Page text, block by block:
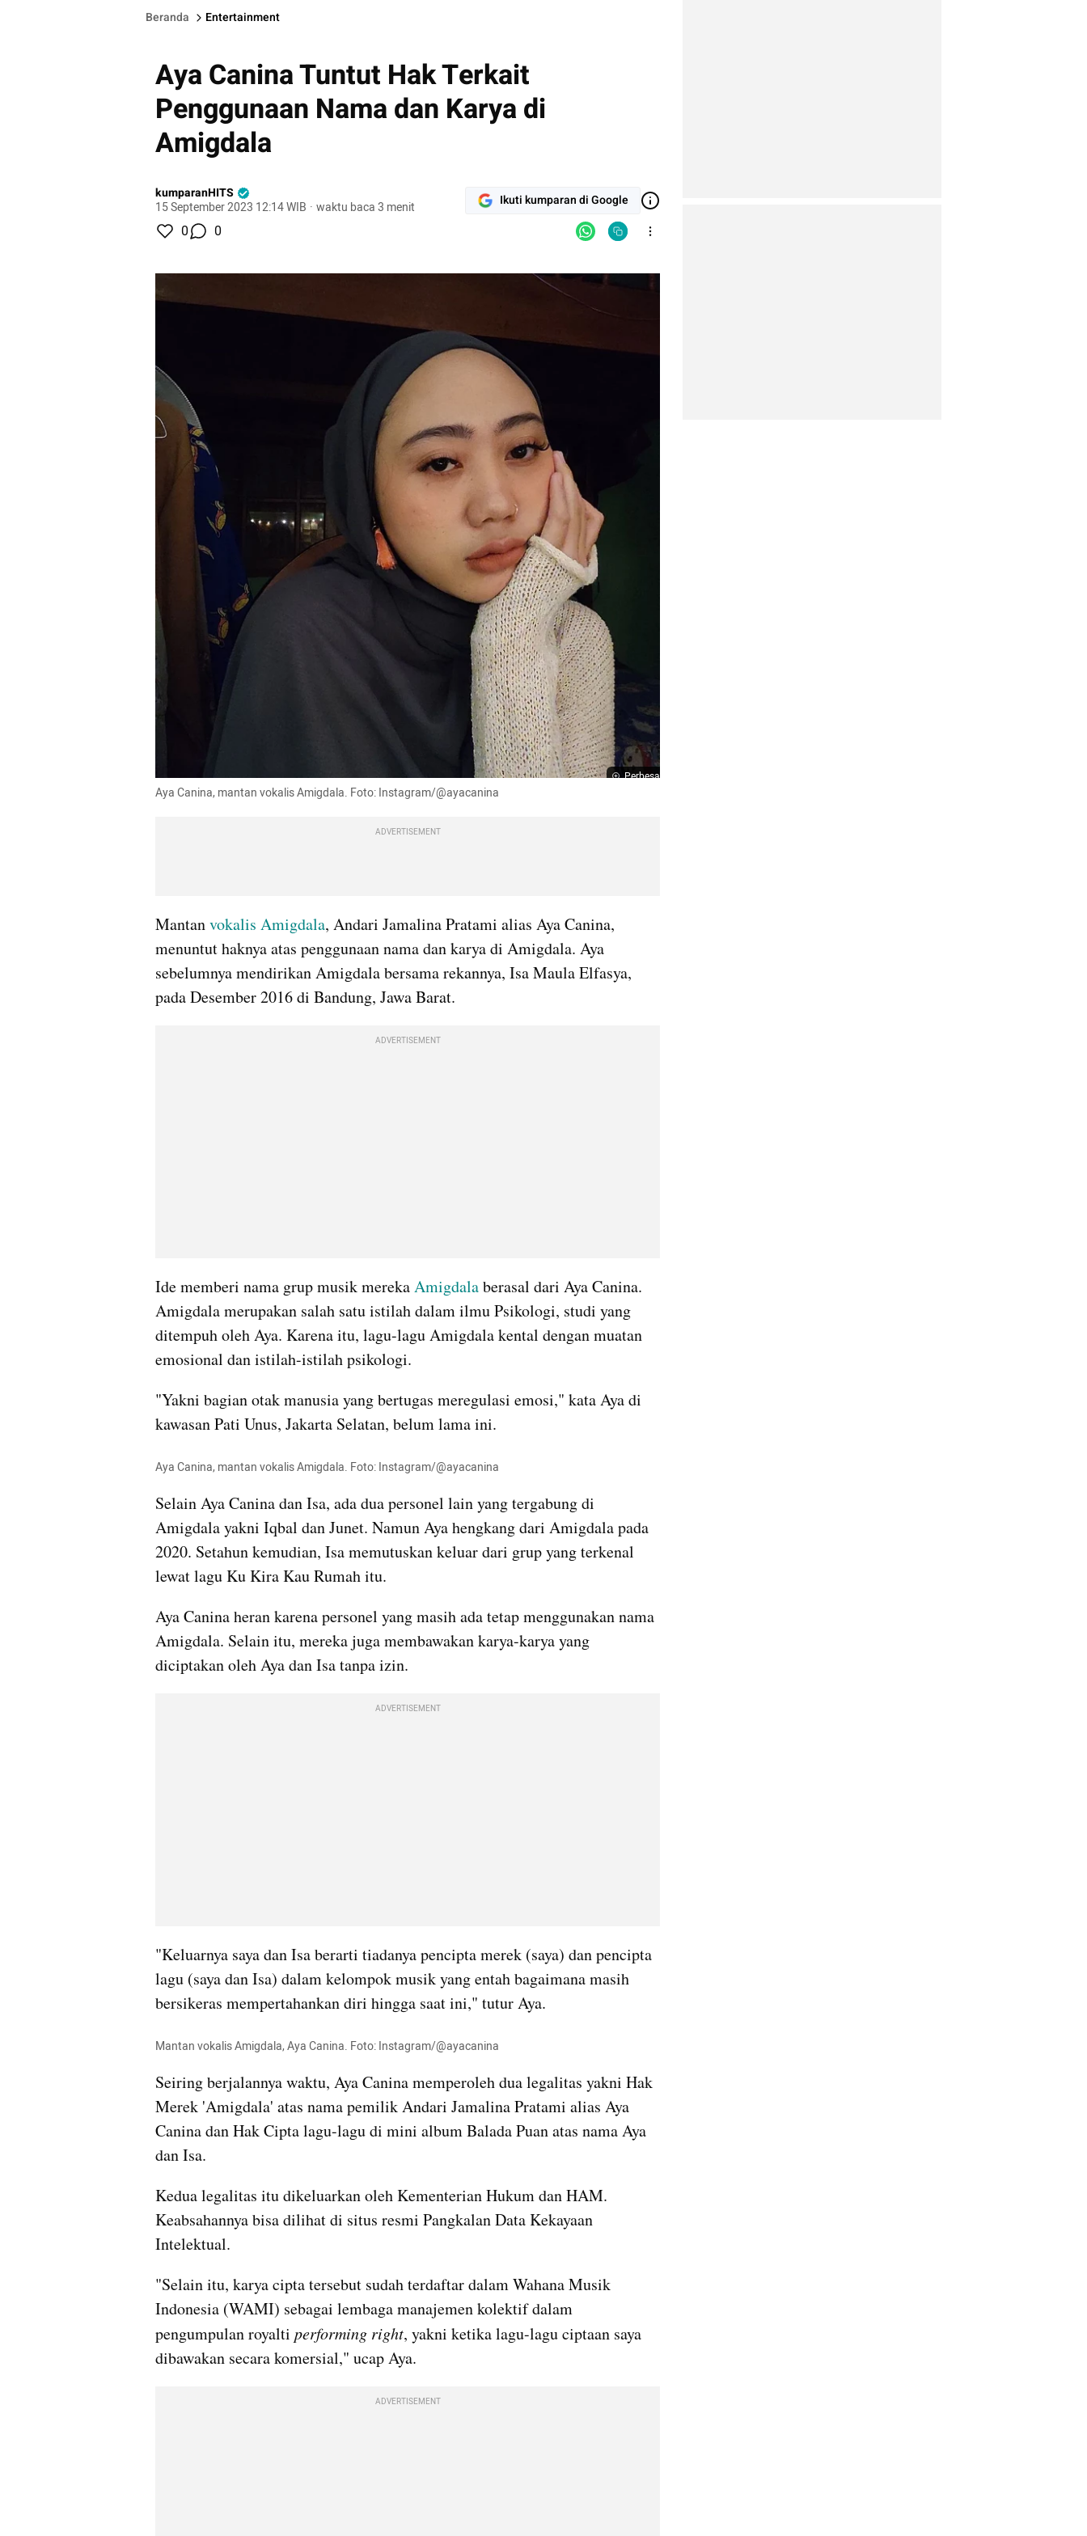
Beranda Entertainment
Aya Canina Tuntut Hak Terkait
Penggunaan Nama dan Karya di
Amigdala
kumparanHITS
15 September 2023 12:14 WIB · waktu baca 3 menit Ikuti kumparan di Google
0 0
Perbesar
Aya Canina, mantan vokalis Amigdala. Foto: Instagram/@ayacanina
ADVERTISEMENT
Mantan vokalis Amigdala, Andari Jamalina Pratami alias Aya Canina,
menuntut haknya atas penggunaan nama dan karya di Amigdala. Aya
sebelumnya mendirikan Amigdala bersama rekannya, Isa Maula Elfasya,
pada Desember 2016 di Bandung, Jawa Barat.
ADVERTISEMENT
Ide memberi nama grup musik mereka Amigdala berasal dari Aya Canina.
Amigdala merupakan salah satu istilah dalam ilmu Psikologi, studi yang
ditempuh oleh Aya. Karena itu, lagu-lagu Amigdala kental dengan muatan
emosional dan istilah-istilah psikologi.
"Yakni bagian otak manusia yang bertugas meregulasi emosi," kata Aya di
kawasan Pati Unus, Jakarta Selatan, belum lama ini.
Aya Canina, mantan vokalis Amigdala. Foto: Instagram/@ayacanina
Selain Aya Canina dan Isa, ada dua personel lain yang tergabung di
Amigdala yakni Iqbal dan Junet. Namun Aya hengkang dari Amigdala pada
2020. Setahun kemudian, Isa memutuskan keluar dari grup yang terkenal
lewat lagu Ku Kira Kau Rumah itu.
Aya Canina heran karena personel yang masih ada tetap menggunakan nama
Amigdala. Selain itu, mereka juga membawakan karya-karya yang
diciptakan oleh Aya dan Isa tanpa izin.
ADVERTISEMENT
"Keluarnya saya dan Isa berarti tiadanya pencipta merek (saya) dan pencipta
lagu (saya dan Isa) dalam kelompok musik yang entah bagaimana masih
bersikeras mempertahankan diri hingga saat ini," tutur Aya.
Mantan vokalis Amigdala, Aya Canina. Foto: Instagram/@ayacanina
Seiring berjalannya waktu, Aya Canina memperoleh dua legalitas yakni Hak
Merek 'Amigdala' atas nama pemilik Andari Jamalina Pratami alias Aya
Canina dan Hak Cipta lagu-lagu di mini album Balada Puan atas nama Aya
dan Isa.
Kedua legalitas itu dikeluarkan oleh Kementerian Hukum dan HAM.
Keabsahannya bisa dilihat di situs resmi Pangkalan Data Kekayaan
Intelektual.
"Selain itu, karya cipta tersebut sudah terdaftar dalam Wahana Musik
Indonesia (WAMI) sebagai lembaga manajemen kolektif dalam
pengumpulan royalti performing right, yakni ketika lagu-lagu ciptaan saya
dibawakan secara komersial," ucap Aya.
ADVERTISEMENT